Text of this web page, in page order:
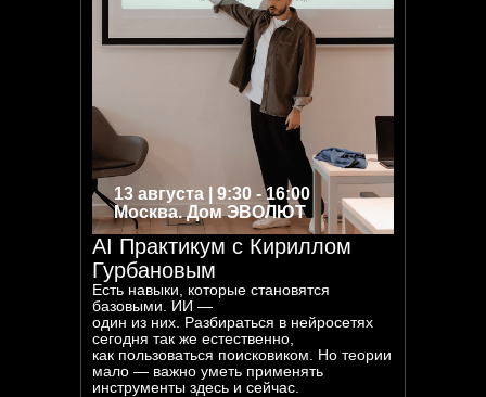
13 августа | 9:30 - 16:00
Москва. Дом ЭВОЛЮТ
AI Практикум с Кириллом
Гурбановым
Есть навыки, которые становятся
базовыми. ИИ —
один из них. Разбираться в нейросетях
сегодня так же естественно,
как пользоваться поисковиком. Но теории
мало — важно уметь применять
инструменты здесь и сейчас.